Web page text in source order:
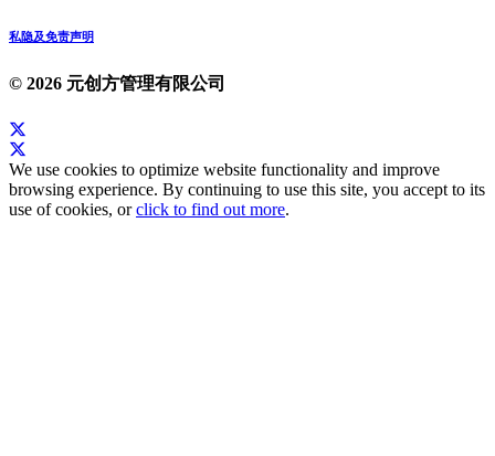
私隐及免责声明
© 2026 元创方管理有限公司
We use cookies to optimize website functionality and improve
browsing experience. By continuing to use this site, you accept to its
use of cookies, orclick to find out more.